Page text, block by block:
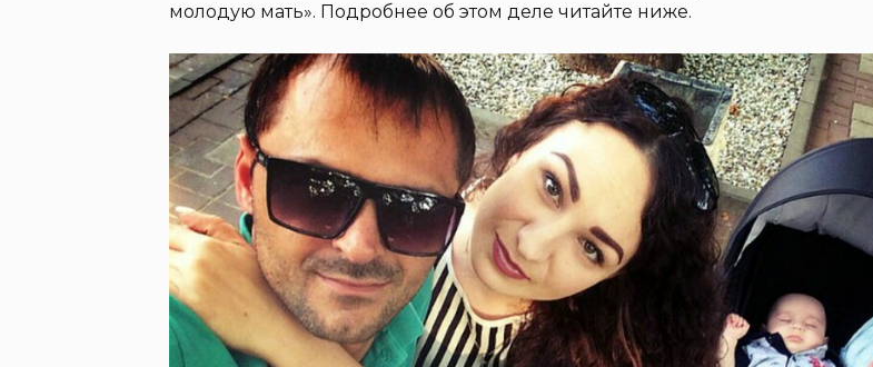
молодую мать». Подробнее об этом деле читайте ниже.